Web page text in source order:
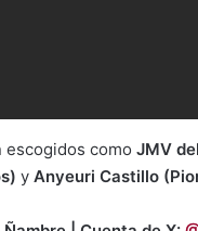
escogidos como JMV
y Anyeuri Castillo